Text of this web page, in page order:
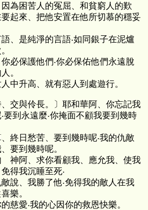
為困苦人的冤屈、和貧窮人的歎
起來、把他安置在他所切慕的穩妥
、是純淨的言語‧如同銀子在泥爐
必保護他們‧你必保佑他們永遠脫
。
中升高、就有惡人到處遊行。
、交與伶長。〕耶和華阿、你忘記我
要到永遠麼‧你掩面不顧我要到幾時
終日愁苦、要到幾時呢‧我的仇敵
要到幾時呢。
神阿、求你看顧我、應允我、使我
得我沉睡至死‧
說、我勝了他‧免得我的敵人在我
樂。
慈愛‧我的心因你的救恩快樂。